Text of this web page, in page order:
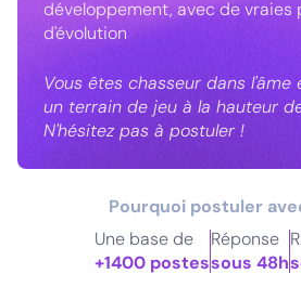
développement, avec de vraies
d'évolution
Vous êtes chasseur dans l'âme
un terrain de jeu à la hauteur
N'hésitez pas à postuler !
Pourquoi postuler
Une base de
+1400 postes
Réponse
sous 48h